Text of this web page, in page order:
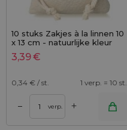
10 stuks Zakjes à la linnen 10
x 13 cm - natuurlijke kleur
3,39€
0,34 € / st. 1 verp. = 10 st.
– verp. +